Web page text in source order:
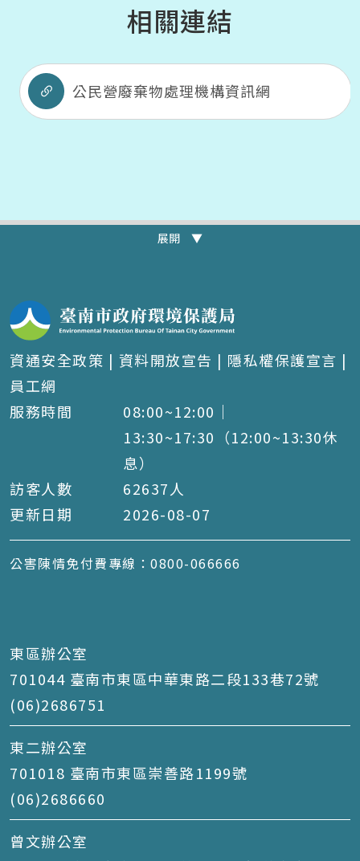
相關連結
公民營廢棄物處理機構資訊網
展開 ▼
資通安全政策 | 資料開放宣告 | 隱私權保護宣言 |
員工網
服務時間
08:00~12:00｜
13:30~17:30（12:00~13:30休
息）
訪客人數
62637 人
更新日期
2026-08-07
公害陳情免付費專線：0800-066666
東區辦公室
701044 臺南市東區中華東路二段133巷72號
(06)2686751
東二辦公室
701018 臺南市東區崇善路1199號
(06)2686660
曾文辦公室